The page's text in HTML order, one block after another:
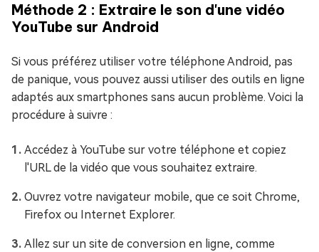
Méthode 2 : Extraire le son d'une vidéo
YouTube sur Android
Si vous préférez utiliser votre téléphone Android, pas
de panique, vous pouvez aussi utiliser des outils en ligne
adaptés aux smartphones sans aucun problème. Voici la
procédure à suivre :
Accédez à YouTube sur votre téléphone et copiez
l'URL de la vidéo que vous souhaitez extraire.
Ouvrez votre navigateur mobile, que ce soit Chrome,
Firefox ou Internet Explorer.
Allez sur un site de conversion en ligne, comme